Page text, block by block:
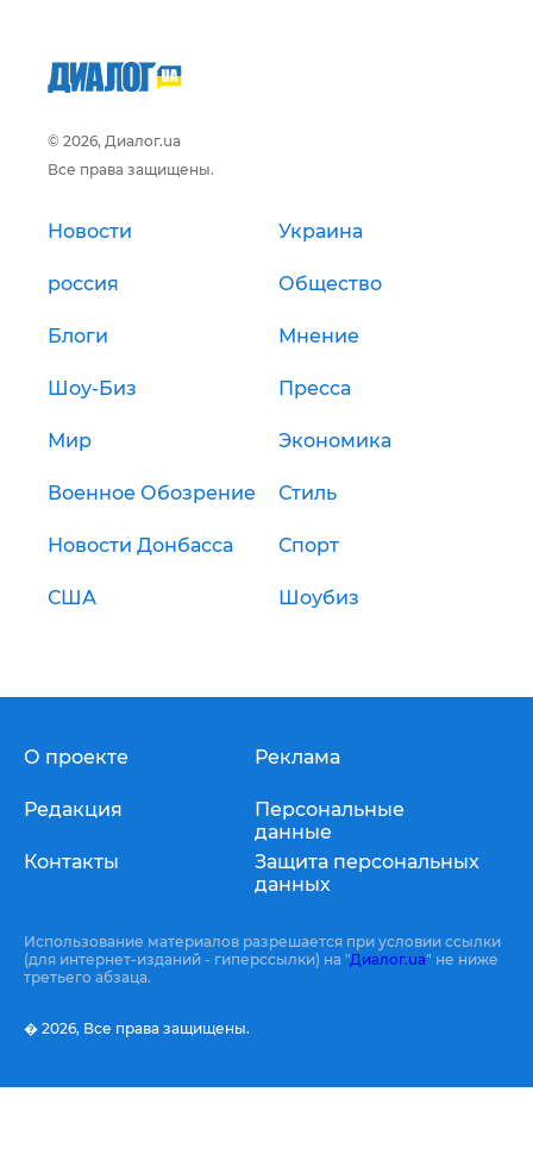
© 2026, Диалог.ua
Все права защищены.
Новости Украина
россия Общество
Блоги Мнение
Шоу-Биз Пресса
Мир Экономика
Военное Обозрение Стиль
Новости Донбасса Спорт
США Шоубиз
О проекте
Редакция
Контакты
Реклама
Персональные
данные
Защита персональных
данных
Использование материалов разрешается при условии ссылки
(для интернет-изданий - гиперссылки) на "Диалог.ua" не ниже
третьего абзаца.
� 2026, Все права защищены.